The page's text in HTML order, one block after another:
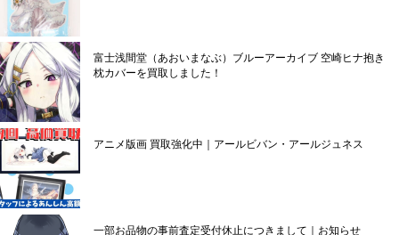
富士浅間堂（あおいまなぶ）ブルーアーカイブ 空崎ヒナ抱き
枕カバーを買取しました！
アニメ版画 買取強化中｜アールビバン・アールジュネス
一部お品物の事前査定受付休止につきまして｜お知らせ